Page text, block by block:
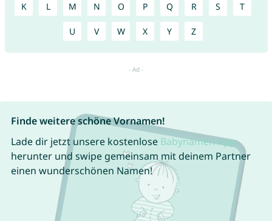
K L M N O P Q R S T
U V W X Y Z
Finde weitere schöne Vornamen!
Lade dir jetzt unsere kostenlose Babynamen App
herunter und swipe gemeinsam mit deinem Partner
einen wunderschönen Namen!